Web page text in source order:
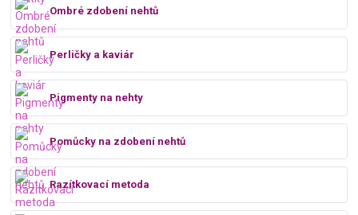
Ombré zdobení nehtů
Perličky a kaviár
Pigmenty na nehty
Pomůcky na zdobení nehtů
Razítkovací metoda